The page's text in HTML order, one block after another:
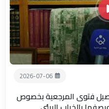
2026-07-06
فتوى المرجعية بخصوص